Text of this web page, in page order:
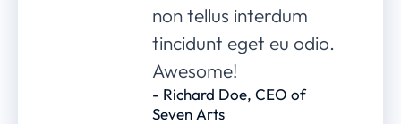
non tellus interdum
tincidunt eget eu odio.
Awesome!
- Richard Doe, CEO of
Seven Arts